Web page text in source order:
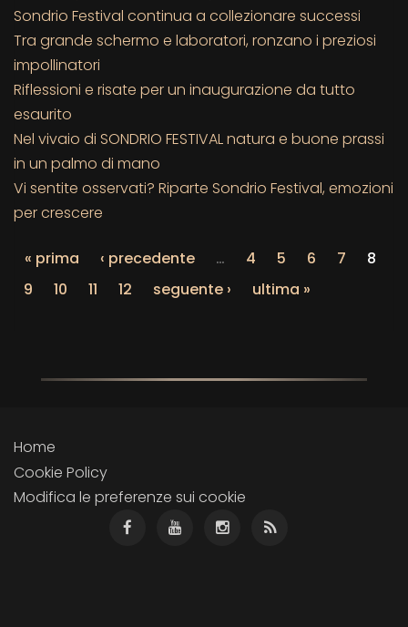
Sondrio Festival continua a collezionare successi
Tra grande schermo e laboratori, ronzano i preziosi
impollinatori
Riflessioni e risate per un inaugurazione da tutto
esaurito
Nel vivaio di SONDRIO FESTIVAL natura e buone prassi
in un palmo di mano
Vi sentite osservati? Riparte Sondrio Festival, emozioni
per crescere
« prima ‹ precedente … 4 5 6 7
8
9
10 11 12 seguente › ultima »
Home
Cookie Policy
Modifica le preferenze sui cookie